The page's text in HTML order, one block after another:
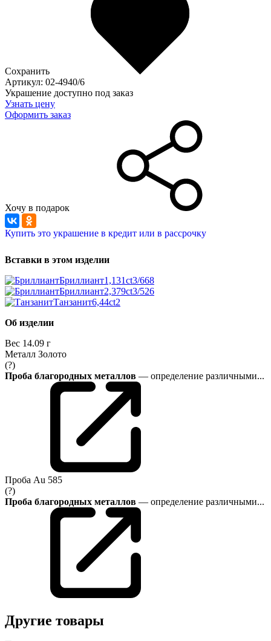
Сохранить
Артикул: 02-4940/6
Украшение доступно под заказ
Узнать цену
Оформить заказ
Хочу в подарок
Купить это украшение в кредит или в рассрочку
Вставки в этом изделии
Бриллиант1,131ct3/668
Бриллиант2,379ct3/526
Танзанит6,44ct2
Об изделии
Вес 14.09 г
Металл Золото
(?)
Проба благородных металлов — определение различными...
Проба Au 585
(?)
Проба благородных металлов — определение различными...
Другие товары